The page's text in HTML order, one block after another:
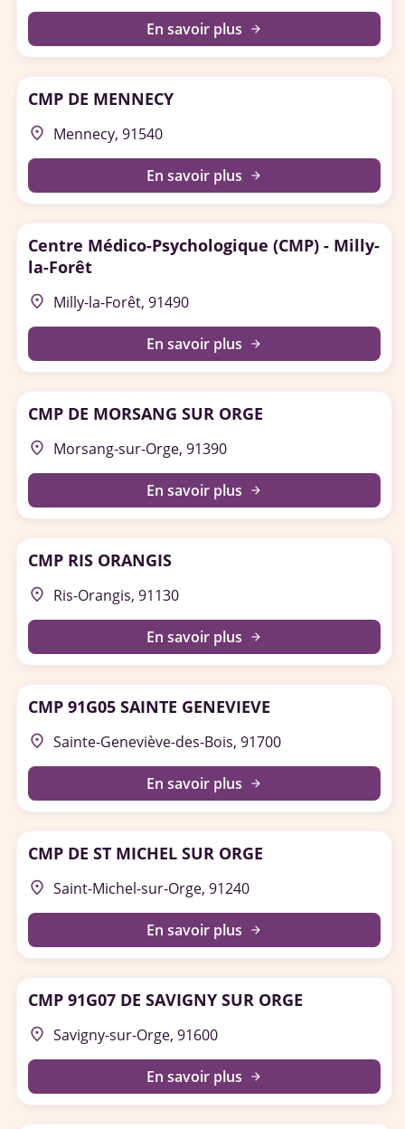
En savoir plus arrow_forward
CMP DE MENNECY
place Mennecy, 91540
En savoir plus arrow_forward
Centre Médico-Psychologique (CMP) - Milly-
la-Forêt
place Milly-la-Forêt, 91490
En savoir plus arrow_forward
CMP DE MORSANG SUR ORGE
place Morsang-sur-Orge, 91390
En savoir plus arrow_forward
CMP RIS ORANGIS
place Ris-Orangis, 91130
En savoir plus arrow_forward
CMP 91G05 SAINTE GENEVIEVE
place Sainte-Geneviève-des-Bois, 91700
En savoir plus arrow_forward
CMP DE ST MICHEL SUR ORGE
place Saint-Michel-sur-Orge, 91240
En savoir plus arrow_forward
CMP 91G07 DE SAVIGNY SUR ORGE
place Savigny-sur-Orge, 91600
En savoir plus arrow_forward